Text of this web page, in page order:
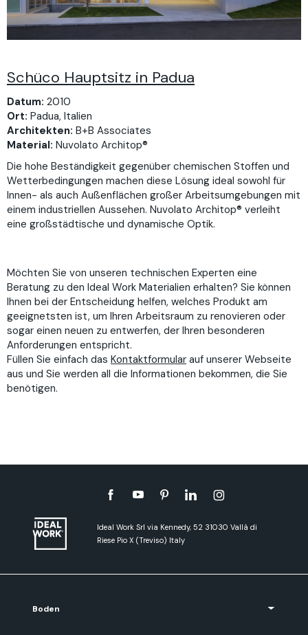
Schüco Hauptsitz in Padua
Datum: 2010
Ort: Padua, Italien
Architekten: B+B Associates
Material: Nuvolato Architop®
Die hohe Beständigkeit gegenüber chemischen Stoffen und
Wetterbedingungen machen diese Lösung ideal sowohl für
Innen- als auch Außenflächen großer Arbeitsumgebungen mit
einem industriellen Aussehen. Nuvolato Architop® verleiht
eine großstädtische und dynamische Optik.
Möchten Sie von unseren technischen Experten eine
Beratung zu den Ideal Work Materialien erhalten? Sie können
Ihnen bei der Entscheidung helfen, welches Produkt am
geeignetsten ist, um Ihren Arbeitsraum zu renovieren oder
sogar einen neuen zu entwerfen, der Ihren besonderen
Anforderungen entspricht.
Füllen Sie einfach das Kontaktformular auf unserer Webseite
aus und Sie werden all die Informationen bekommen, die Sie
benötigen.
Ideal Work Srl via Kennedy, 52 31030 Vallà di
Riese Pio X (Treviso) Italy
Boden